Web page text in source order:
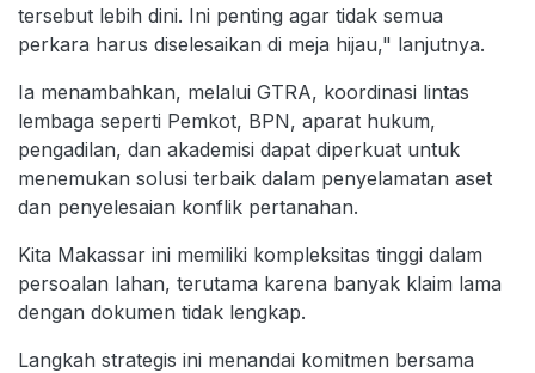
tersebut lebih dini. Ini penting agar tidak semua
perkara harus diselesaikan di meja hijau," lanjutnya.
Ia menambahkan, melalui GTRA, koordinasi lintas
lembaga seperti Pemkot, BPN, aparat hukum,
pengadilan, dan akademisi dapat diperkuat untuk
menemukan solusi terbaik dalam penyelamatan aset
dan penyelesaian konflik pertanahan.
Kita Makassar ini memiliki kompleksitas tinggi dalam
persoalan lahan, terutama karena banyak klaim lama
dengan dokumen tidak lengkap.
Langkah strategis ini menandai komitmen bersama